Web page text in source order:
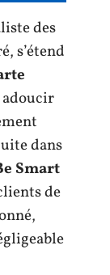
des
s’étend
dans
Smart
de